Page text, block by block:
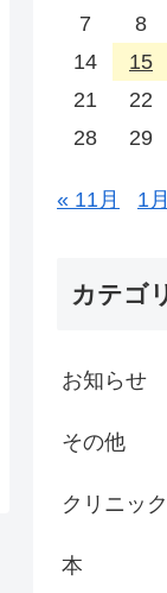
7
8
14
15
21
22
28
29
« 11月 1
カテゴ
お知らせ
その他
クリニッ
本